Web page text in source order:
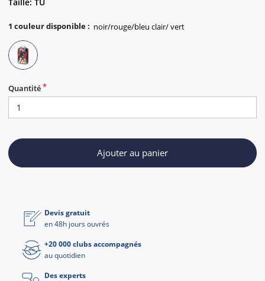
1 couleur disponible:
Quantité
Ajouter au panier
Devis gratuit
en 48h jours ouvrés
+20 000 clubs accompagnés
au quotidien
Des experts